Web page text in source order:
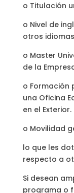
o Titulación
o Nivel de
otros
o Master
de la
o Formación
una Oficina
en el Exterior.
o Movilidad
lo que les
respecto a
Si desean
programa o